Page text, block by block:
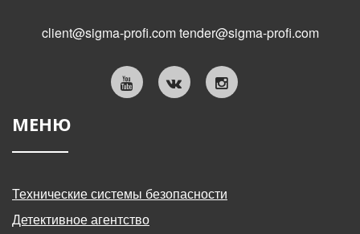
client@sigma-profi.comtender@sigma-profi.com
МЕНЮ
Технические системы безопасности
Детективное агентство